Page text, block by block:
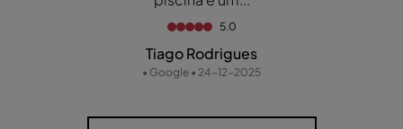
5.0
Tiago Rodrigues
• Google • 24-12-2025